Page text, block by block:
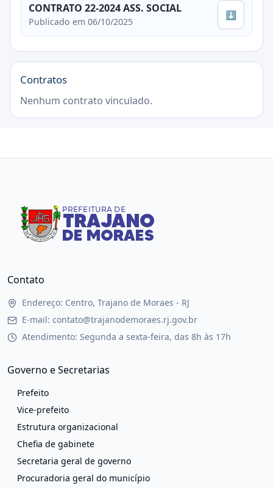
CONTRATO 22-2024 ASS. SOCIAL
Publicado em 06/10/2025
⬇
Contratos
Nenhum contrato vinculado.
Contato
Endereço: Centro, Trajano de Moraes - RJ
E-mail: contato@trajanodemoraes.rj.gov.br
Atendimento: Segunda a sexta-feira, das 8h às 17h
Governo e Secretarias
Prefeito
Vice-prefeito
Estrutura organizacional
Chefia de gabinete
Secretaria geral de governo
Procuradoria geral do município